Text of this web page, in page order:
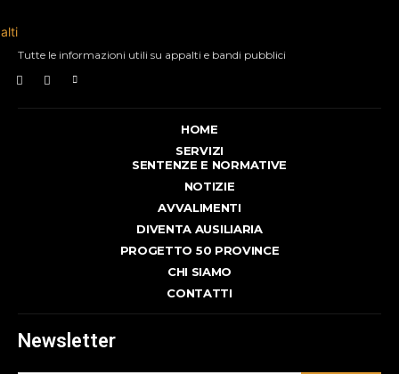
Tutte le informazioni utili su appalti e bandi pubblici
HOME
SERVIZI
SENTENZE E NORMATIVE
NOTIZIE
AVVALIMENTI
DIVENTA AUSILIARIA
PROGETTO 50 PROVINCE
CHI SIAMO
CONTATTI
Newsletter